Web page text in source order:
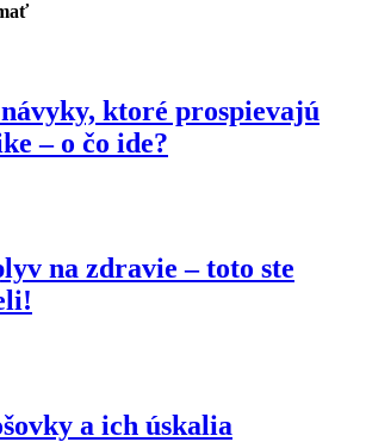
ktoré prospievajú
– o čo ide?
na zdravie – toto ste
a ich úskalia